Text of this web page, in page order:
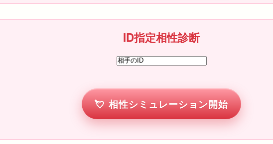
ID指定相性診断
相性シミュレーション開始